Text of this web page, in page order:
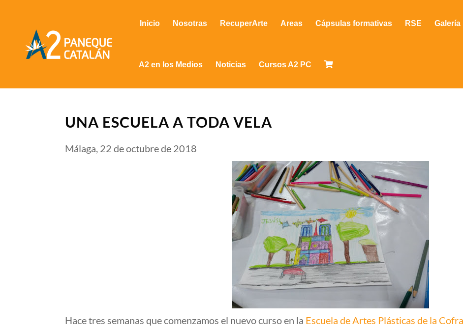
Inicio Nosotras RecuperArte Areas Cápsulas formativas RSE Galería
A2 en los Medios Noticias Cursos A2 PC
UNA ESCUELA A TODA VELA
Málaga, 22 de octubre de 2018
Hace tres semanas que comenzamos el nuevo curso en la Escuela de Artes Plásticas de la